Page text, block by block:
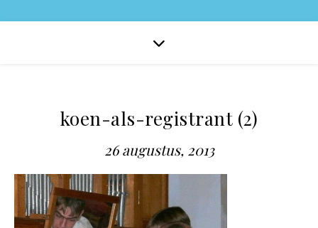
koen-als-registrant (2)
26 augustus, 2013